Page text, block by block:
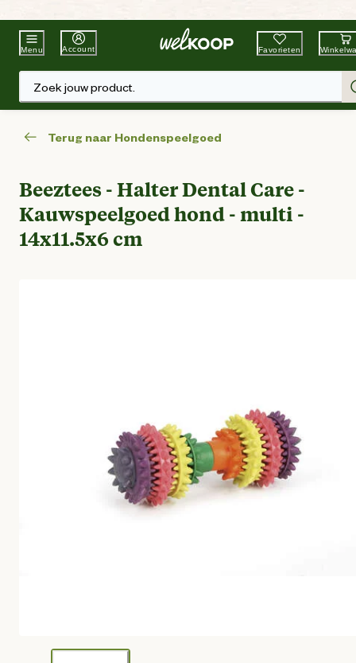
Beste WinkelketenTuin & Dier
Menu Account Favorieten
Zoek jouw product.
Terug naar Hondenspeelgoed
Beeztees - Halter Dental Care -
Kauwspeelgoed hond - multi -
14x11.5x6 cm